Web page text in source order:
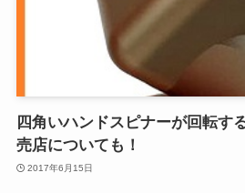
四角いハンドスピナーが回転す
売店についても！
2017年6月15日